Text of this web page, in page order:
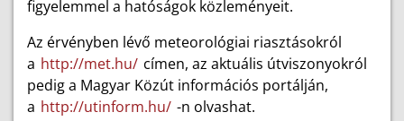
figyelemmel a hatóságok közleményeit.
Az érvényben lévő meteorológiai riasztásokról
a http://met.hu/ címen, az aktuális útviszonyokról
pedig a Magyar Közút információs portálján,
a http://utinform.hu/ -n olvashat.